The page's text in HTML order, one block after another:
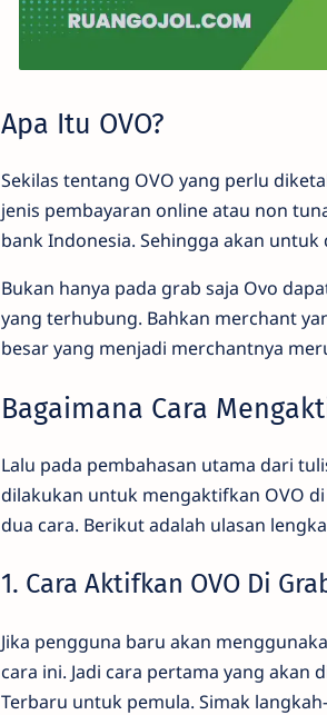
Apa Itu OVO?
Sekilas tentang OVO yang perlu
jenis pembayaran online atau non
bank Indonesia. Sehingga akan untuk
Bukan hanya pada grab saja Ovo
yang terhubung. Bahkan merchant
besar yang menjadi merchantnya
Bagaimana Cara
Lalu pada pembahasan utama dari
dilakukan untuk mengaktifkan OVO
dua cara. Berikut adalah ulasan
1. Cara Aktifkan OVO Di
Jika pengguna baru akan
cara ini. Jadi cara pertama yang akan
Terbaru untuk pemula. Simak